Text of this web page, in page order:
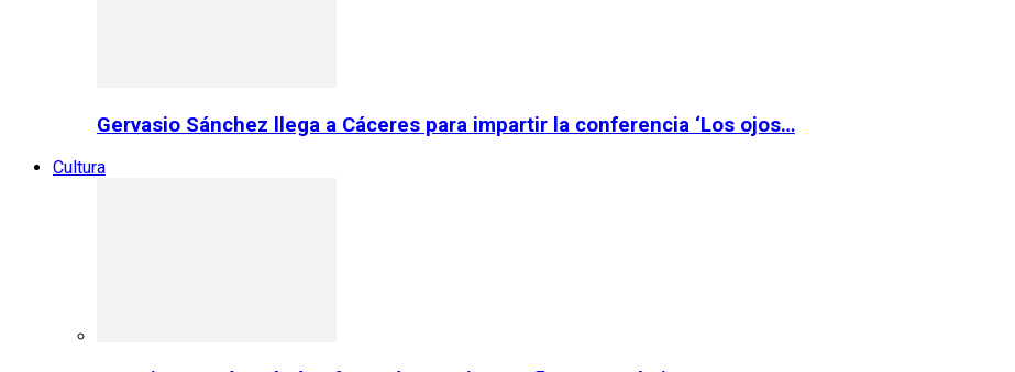
Gervasio Sánchez llega a Cáceres para impartir la conferencia ‘Los ojos…
Cultura